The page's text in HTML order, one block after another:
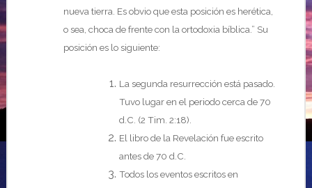
nueva tierra. Es obvio que esta posición es herética,
o sea, choca de frente con la ortodoxia bíblica.” Su
posición es lo siguiente:
La segunda resurrección está pasado.
Tuvo lugar en el periodo cerca de 70
d.C. (2 Tim. 2:18).
El libro de la Revelación fue escrito
antes de 70 d.C.
Todos los eventos escritos en